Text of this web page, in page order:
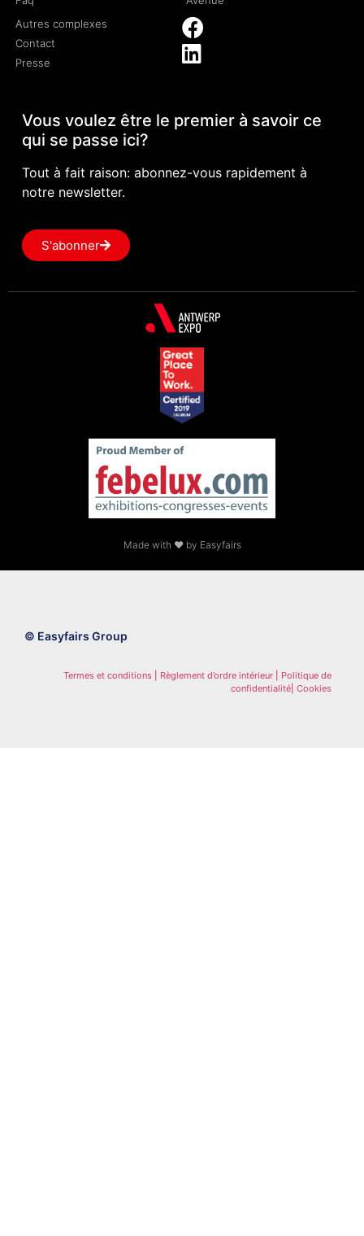
Autres complexes
Contact
Presse
Vous voulez être le premier à savoir ce
qui se passe ici?
Tout à fait raison: abonnez-vous rapidement à
notre newsletter.
S'abonner
Made with ❤ by Easyfairs
© Easyfairs Group
Termes et conditions Règlement d’ordre intérieur
Politique de
confidentialité Cookies